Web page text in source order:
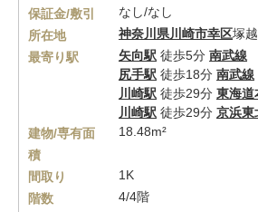
保証金/敷引
なし/なし
所在地
神奈川県川崎市幸区塚
最寄り駅
矢向駅 徒歩5分 南武線
尻手駅 徒歩18分 南武線
川崎駅 徒歩29分 東海道
川崎駅 徒歩29分 京浜東
建物/専有面
積
18.48m²
間取り
1K
階数
4/4階